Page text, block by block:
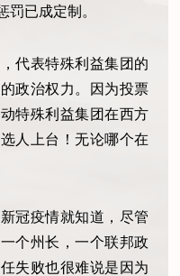
已成定制。
代表特殊利益集团的
政治权力。因为投票
特殊利益集团在西方
人上台！无论哪个在
冠疫情就知道，尽管
个州长，一个联邦政
失败也很难说是因为